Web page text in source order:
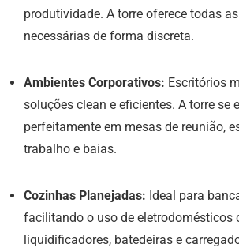
produtividade. A torre oferece todas
necessárias de forma discreta.
Ambientes Corporativos: Escritórios
soluções clean e eficientes. A torre se
perfeitamente em mesas de reunião,
trabalho e baias.
Cozinhas Planejadas: Ideal para
facilitando o uso de eletrodomésticos
liquidificadores, batedeiras e